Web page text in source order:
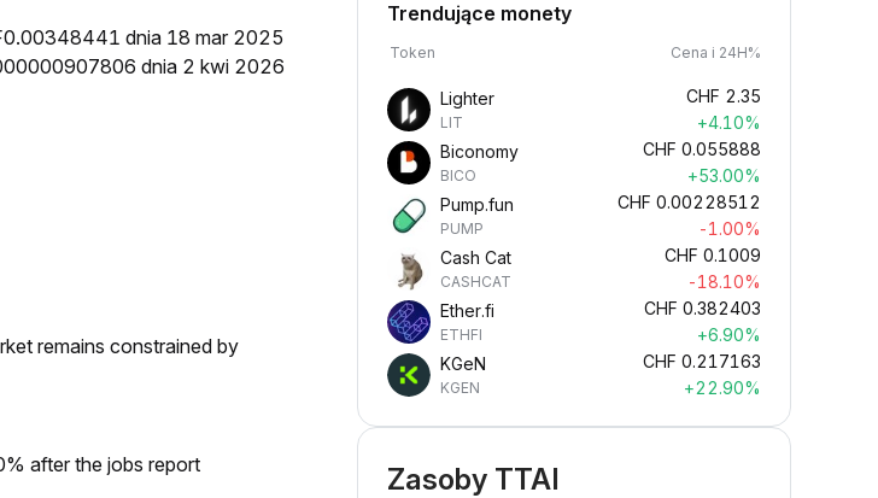
dnia 18 mar 2025
dnia 2 kwi 2026
remains constrained by
after the jobs report
Trendujące monety
Token Cena i 24H%
Lighter
LIT
CHF 2.35
+4.10%
Biconomy
BICO
CHF 0.055888
+53.00%
Pump.fun
PUMP
CHF 0.00228512
-1.00%
Cash Cat
CASHCAT
CHF 0.1009
-18.10%
Ether.fi
ETHFI
CHF 0.382403
+6.90%
KGeN
KGEN
CHF 0.217163
+22.90%
Zasoby TTAI